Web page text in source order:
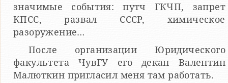
значимые события: путч ГКЧП, запрет
КПСС, развал СССР, химическое
разоружение…
После организации Юридического
факультета ЧувГУ его декан Валентин
Малюткин пригласил меня там работать.